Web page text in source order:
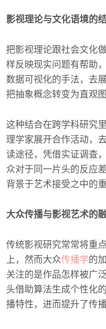
影视理论与文化语境的
把影视理论跟社会文化
样反映现实问题有帮助
数据可视化的手法，去
把抽象概念转变为直观图
这种结合在跨学科研究
理学家展开合作活动，
读途径，凭借实证调查
众对于同一片头的反应
背景于艺术接受之中的重
大众传播与影视艺术的
传统影视研究常常将重
上，然而大众传播学的
关注的是作品怎样被广
头借助算法生成个性化
播特性，进而提升了传播